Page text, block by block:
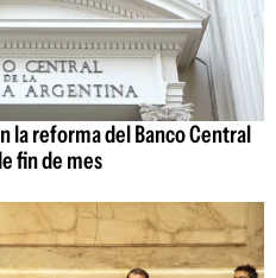
la reforma del Banco Central
fin de mes